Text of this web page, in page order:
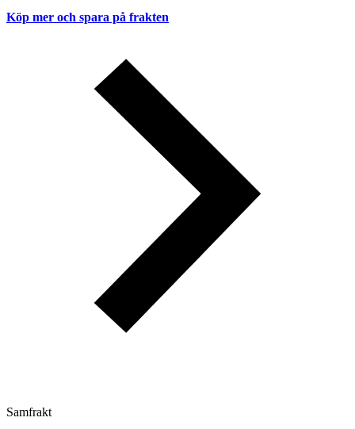
Köp mer och spara på frakten
Samfrakt